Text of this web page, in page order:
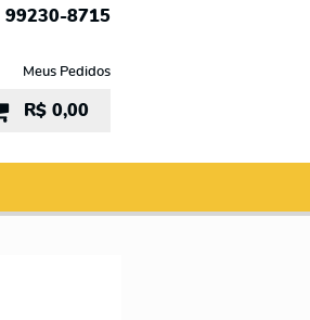
99230-8715
Meus Pedidos
R$ 0,00